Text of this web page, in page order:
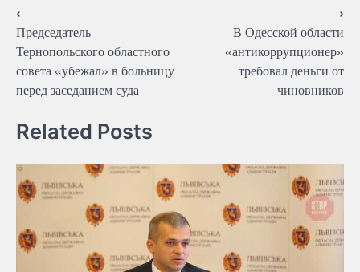
Навігація
записів
⟵
Председатель
Тернопольского областного
совета «убежал» в больницу
перед заседанием суда
В Одесской области
«антикоррупционер»
требовал деньги от
чиновников
⟶
Related Posts